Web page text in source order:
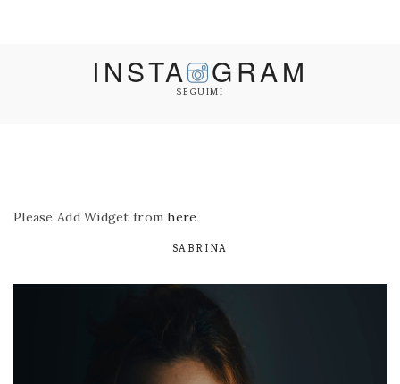
INSTA GRAM
SEGUIMI
Please Add Widget fromhere
SABRINA